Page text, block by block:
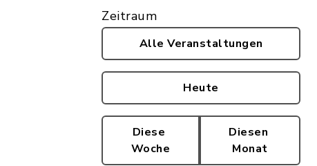
Zeitraum
Alle Veranstaltungen
Heute
Diese
Woche
Diesen
Monat